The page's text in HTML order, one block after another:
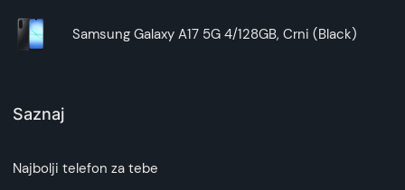
Samsung Galaxy A17 5G 4/128GB, Crni (Black)
Saznaj
Najbolji telefon za tebe